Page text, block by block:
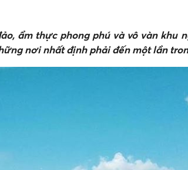
ẩm thực phong phú và vô vàn
nơi nhất định phải đến một lần